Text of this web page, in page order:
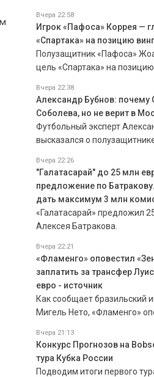
Вчера 22:58
Игрок «Пафоса» Коррея —
«Спартака» на позицию
Полузащитник «Пафоса»
цель «Спартака» на позицию
Вчера 22:38
Александр Бубнов: почему
Соболева, но не верит в
Футбольный эксперт
высказался о
Вчера 22:26
"Галатасарай" до 25 млн
предложение по
дать максимум 3 млн
«Галатасарай» предложил
Алексея Батракова.
Вчера 22:21
«Фламенго» оповестил
заплатить за трансфер
евро - источник
Как сообщает бразильский
Мигель Нето, «Фламенго»
Вчера 21:13
Конкурс Прогнозов на
тура Кубка России
Подводим итоги первого